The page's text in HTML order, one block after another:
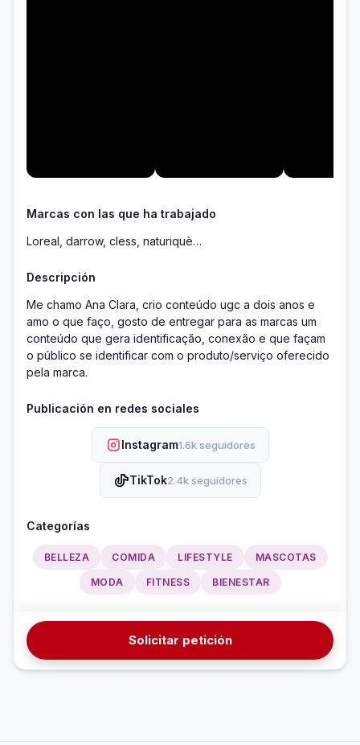
Marcas con las que ha trabajado
Loreal, darrow, cless, naturiquè…
Descripción
Me chamo Ana Clara, crio conteúdo ugc a dois anos e
amo o que faço, gosto de entregar para as marcas um
conteúdo que gera identificação, conexão e que façam
o público se identificar com o produto/serviço oferecido
pela marca.
Publicación en redes sociales
Instagram1.6k seguidores
TikTok2.4k seguidores
Categorías
BELLEZA COMIDA LIFESTYLE MASCOTAS
MODA FITNESS BIENESTAR
Solicitar petición